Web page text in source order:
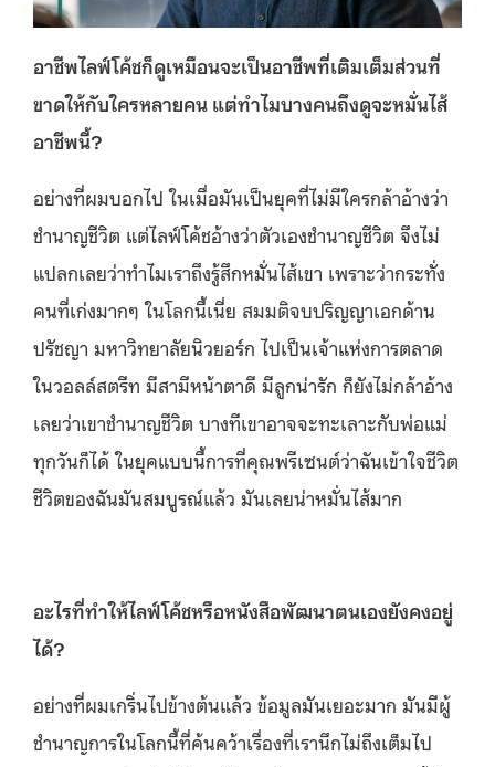
อาชีพไลฟ์โค้ชก็ดูเหมือนจะเป็นอาชีพที่เติมเต็มส่วนที่
ขาดให้กับใครหลายคน แต่ทำไมบางคนถึงดูจะหมั่นไส้
อาชีพนี้?
อย่างที่ผมบอกไป ในเมื่อมันเป็นยุคที่ไม่มีใครกล้าอ้างว่า
ชำนาญชีวิต แต่ไลฟ์โค้ชอ้างว่าตัวเองชำนาญชีวิต จึงไม่
แปลกเลยว่าทำไมเราถึงรู้สึกหมั่นไส้เขา เพราะว่ากระทั่ง
คนที่เก่งมากๆ ในโลกนี้เนี่ย สมมติจบปริญญาเอกด้าน
ปรัชญา มหาวิทยาลัยนิวยอร์ก ไปเป็นเจ้าแห่งการตลาด
ในวอลล์สตรีท มีสามีหน้าตาดี มีลูกน่ารัก ก็ยังไม่กล้าอ้าง
เลยว่าเขาชำนาญชีวิต บางทีเขาอาจจะทะเลาะกับพ่อแม่
ทุกวันก็ได้ ในยุคแบบนี้การที่คุณพรีเซนต์ว่าฉันเข้าใจชีวิต
ชีวิตของฉันมันสมบูรณ์แล้ว มันเลยน่าหมั่นไส้มาก
อะไรที่ทำให้ไลฟ์โค้ชหรือหนังสือพัฒนาตนเองยังคงอยู่
ได้?
อย่างที่ผมเกริ่นไปข้างต้นแล้ว ข้อมูลมันเยอะมาก มันมีผู้
ชำนาญการในโลกนี้ที่ค้นคว้าเรื่องที่เรานึกไม่ถึงเต็มไป